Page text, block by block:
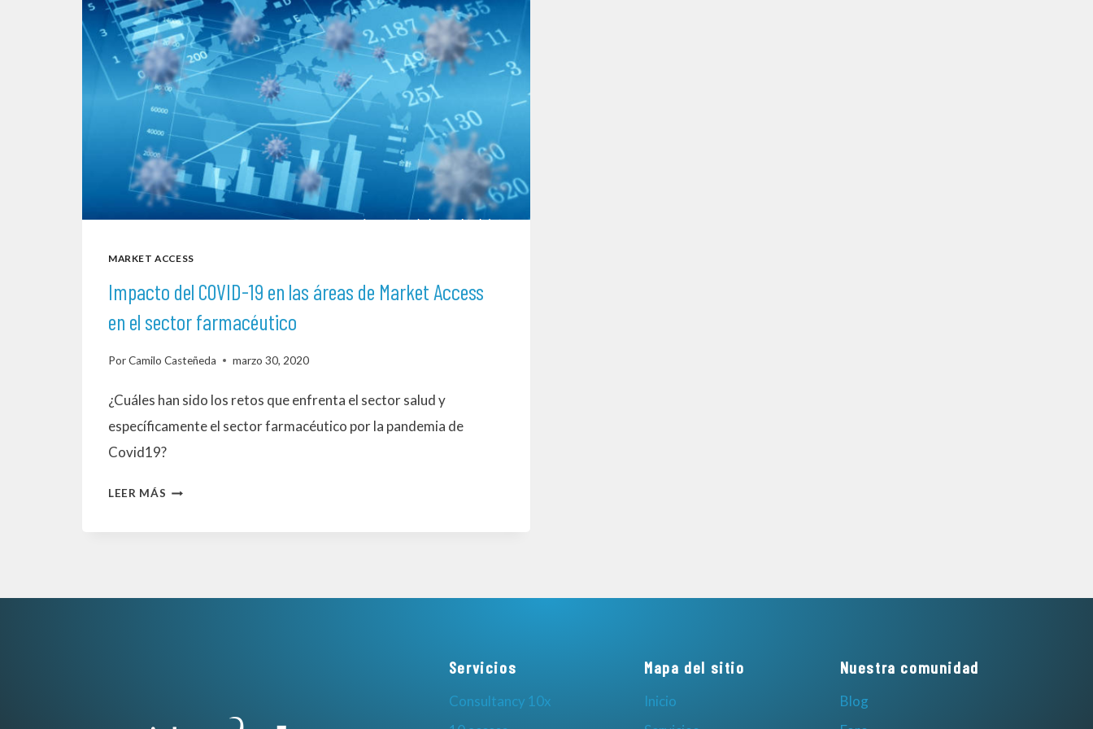
MARKET ACCESS
Impacto del COVID-19 en las áreas de Market Access
en el sector farmacéutico
PorCamilo Casteñeda marzo 30, 2020
¿Cuáles han sido los retos que enfrenta el sector salud y
específicamente el sector farmacéutico por la pandemia de
Covid19?
LEER MÁS IMPACTO
EN
ACCESS
Servicios
Consultancy 10x
Mapa del sitio
Inicio
Nuestra comunidad
Blog